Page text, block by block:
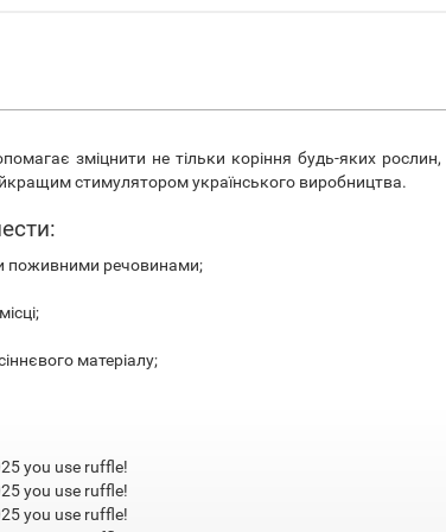
зміцнити не тільки коріння будь-яких
стимулятором українського виробництва.
поживними речовинами;
матеріалу;
you use ruffle!
you use ruffle!
you use ruffle!